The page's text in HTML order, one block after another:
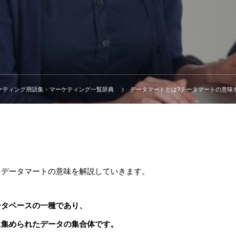
ティング用語集・マーケティング一覧辞典 データマートとは?データマートの意味
ータマートの意味を解説していきます。
ベースの一種であり、
められたデータの集合体です。